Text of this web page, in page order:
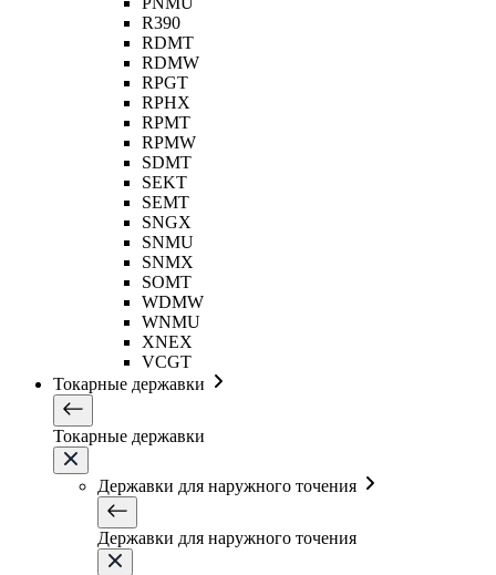
R390
RDMT
RDMW
RPGT
RPHX
RPMT
RPMW
SDMT
SEKT
SEMT
SNGX
SNMU
SNMX
SOMT
WDMW
WNMU
XNEX
VCGT
Токарные державки
Токарные державки
Державки для наружного точения
Державки для наружного точения